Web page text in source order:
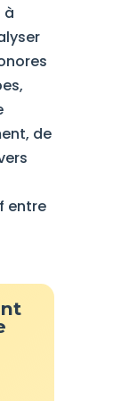
à
de
entre